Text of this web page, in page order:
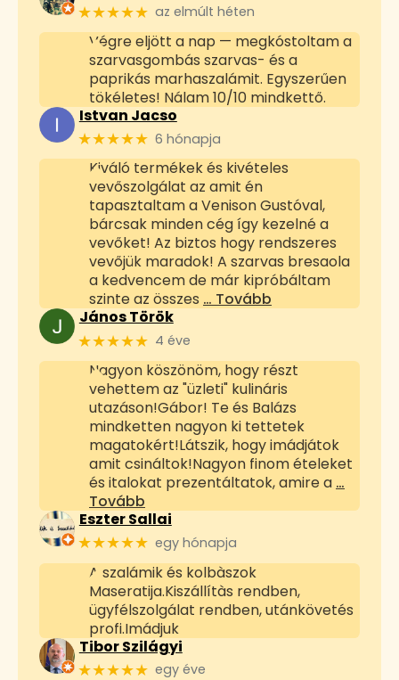
★★★★★ az elmúlt héten
Végre eljött a nap — megkóstoltam a
szarvasgombás szarvas- és a
paprikás marhaszalámit. Egyszerűen
tökéletes! Nálam 10/10 mindkettő.
Istvan Jacso
★★★★★ 6 hónapja
Kiváló termékek és kivételes
vevőszolgálat az amit én
tapasztaltam a Venison Gustóval,
bárcsak minden cég így kezelné a
vevőket! Az biztos hogy rendszeres
vevőjük maradok! A szarvas bresaola
a kedvencem de már kipróbáltam
szinte az összes … Tovább
János Török
★★★★★ 4 éve
Nagyon köszönöm, hogy részt
vehettem az "üzleti" kulináris
utazáson!Gábor! Te és Balázs
mindketten nagyon ki tettetek
magatokért!Látszik, hogy imádjátok
amit csináltok!Nagyon finom ételeket
és italokat prezentáltatok, amire a …
Tovább
Eszter Sallai
★★★★★ egy hónapja
A szalámik és kolbàszok
Maseratija.Kiszállítàs rendben,
ügyfélszolgálat rendben, utánkövetés
profi.Imádjuk
Tibor Szilágyi
★★★★★ egy éve